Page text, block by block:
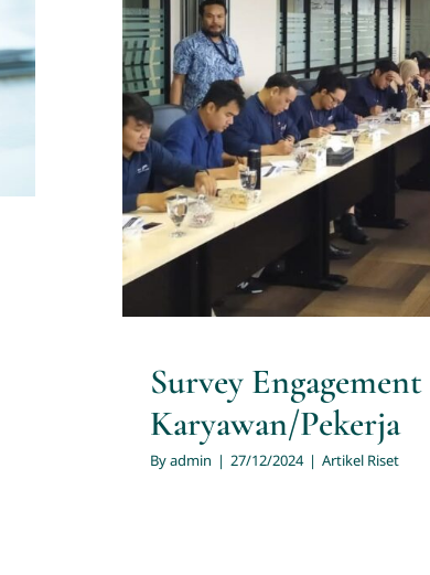
Survey
Survey
Karyawan/Pekerja
Byadmin | 27/12/2024 | Artikel Riset